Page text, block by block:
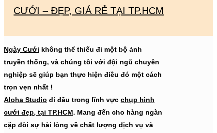
CƯỚI – ĐẸP, GIÁ RẺ TẠI TP.HCM
Ngày Cưới không thể thiếu đi một bộ ảnh
truyền thống, và chúng tôi với đội ngũ chuyên
nghiệp sẽ giúp bạn thực hiện điều đó một cách
trọn vẹn nhất !
Aloha Studio đi đầu trong lĩnh vực chụp hình
cưới đẹp, tại TP.HCM. Mang đến cho hàng ngàn
cặp đôi sự hài lòng về chất lượng dịch vụ và